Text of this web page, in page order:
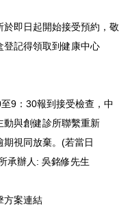
即日起開始接受預約，敬
登記得領取到健康中心
9：30報到接受檢查，中
動與創健診所聯繫重新
視同放棄。(若當日
承辦人: 吳銘修先生
方案連結